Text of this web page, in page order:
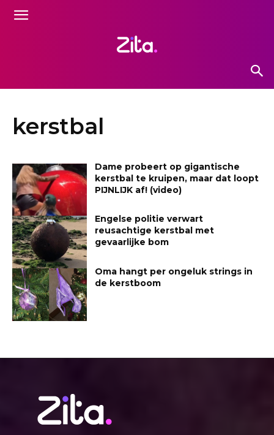
kerstbal
Dame probeert op gigantische
kerstbal te kruipen, maar dat loopt
PIJNLIJK af! (video)
Engelse politie verwart
reusachtige kerstbal met
gevaarlijke bom
Oma hangt per ongeluk strings in
de kerstboom